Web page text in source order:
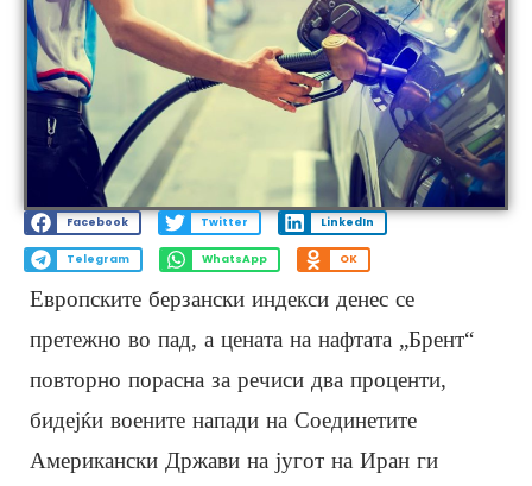
Facebook Twitter LinkedIn
Telegram WhatsApp OK
Европските берзански индекси денес се
претежно во пад, а цената на нафтата „Брент“
повторно порасна за речиси два проценти,
бидејќи воените напади на Соединетите
Американски Држави на југот на Иран ги